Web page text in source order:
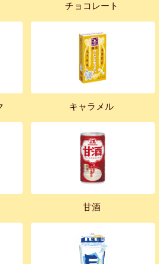
チョコレート
キャラメル
甘酒